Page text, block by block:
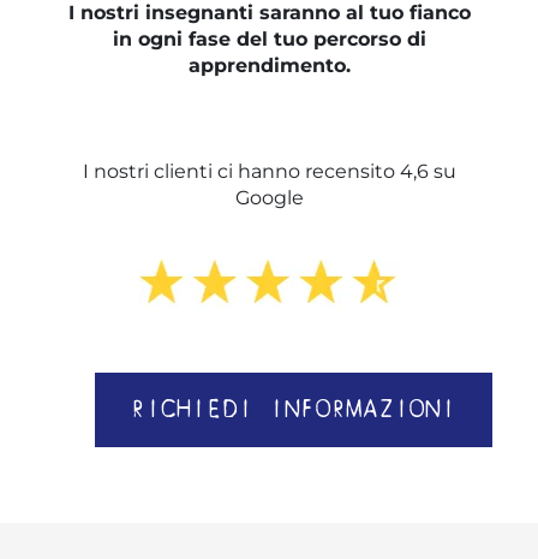
I nostri insegnanti saranno al tuo fianco
in ogni fase del tuo percorso di
apprendimento.
I nostri clienti ci hanno recensito 4,6 su
Google
RICHIEDI INFORMAZIONI